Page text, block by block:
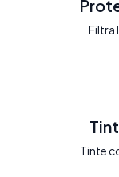
Filtra
Tinte